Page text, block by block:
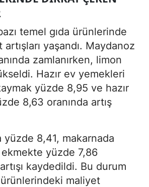
temel gıda ürünlerinde
yaşandı. Maydanoz
zamlanırken, limon
Hazır ev yemekleri
yüzde 8,95 ve hazır
8,63 oranında artış
yüzde 8,41, makarnada
yüzde 7,86
kaydedildi. Bu durum
maliyet